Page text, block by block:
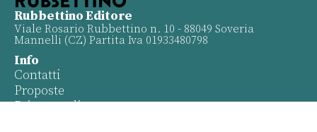
Rubbettino Editore
Viale Rosario Rubbettino n. 10 - 88049 Soveria
Mannelli (CZ) Partita Iva 01933480798
Info
Contatti
Proposte
Privacy policy